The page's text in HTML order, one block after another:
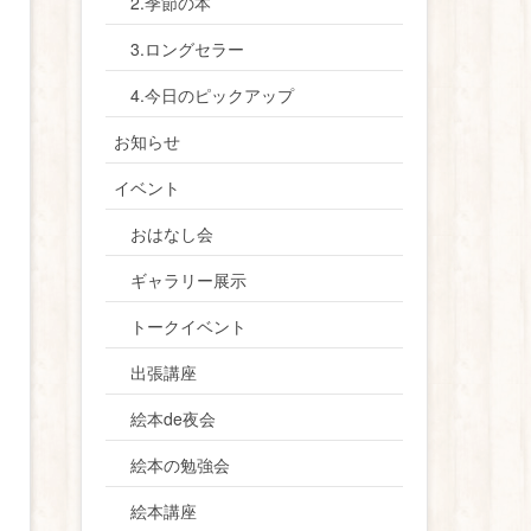
3.ロングセラー
4.今日のピックアップ
お知らせ
イベント
おはなし会
ギャラリー展示
トークイベント
出張講座
絵本de夜会
絵本の勉強会
絵本講座